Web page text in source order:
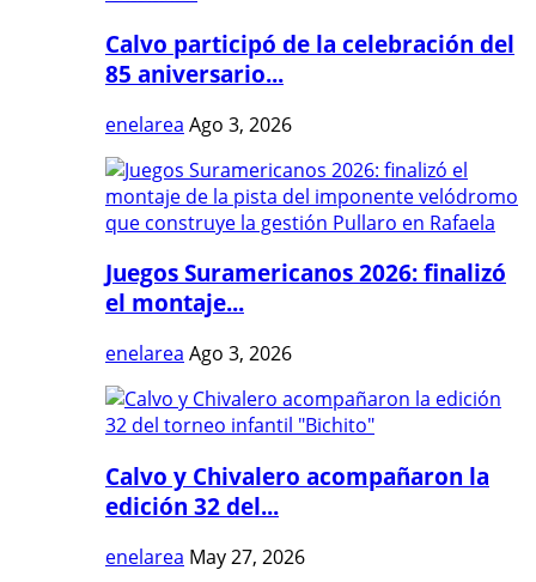
Calvo participó de la celebración del
85 aniversario...
enelarea Ago 3, 2026
Juegos Suramericanos 2026: finalizó
el montaje...
enelarea Ago 3, 2026
Calvo y Chivalero acompañaron la
edición 32 del...
enelarea May 27, 2026